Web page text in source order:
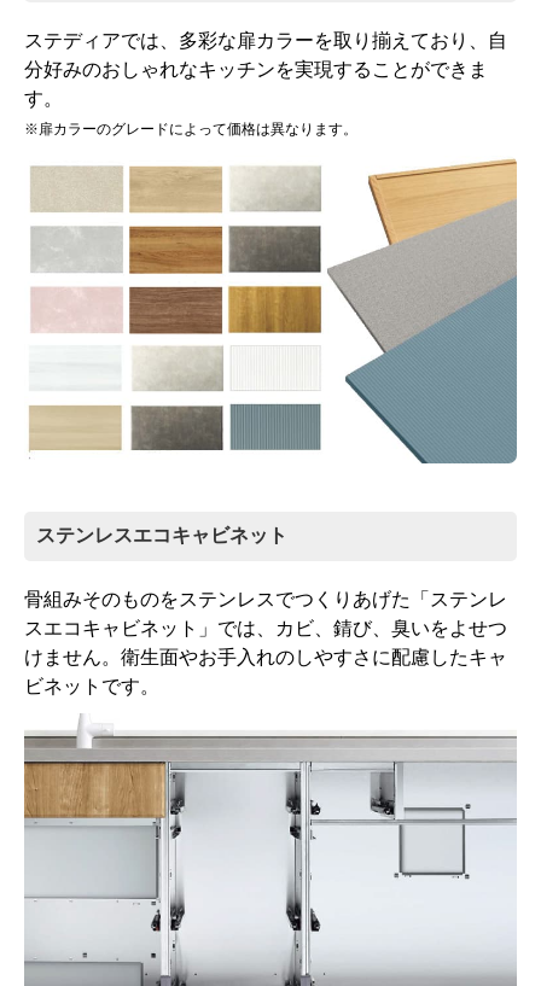
吊戸棚(高さ70cm)
お客様のご要望に応じた機器のグレードアップも可能
です！詳しくはこちら
ステディアでは、多彩な扉カラーを取り揃えており、自
分好みのおしゃれなキッチンを実現することができま
す。
※扉カラーのグレードによって価格は異なります。
ステンレスエコキャビネット
骨組みそのものをステンレスでつくりあげた「ステンレ
スエコキャビネット」では、カビ、錆び、臭いをよせつ
けません。衛生面やお手入れのしやすさに配慮したキャ
ビネットです。